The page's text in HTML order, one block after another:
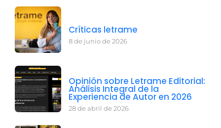
Críticas letrame
8 de junio de 2026
Opinión sobre Letrame Editorial:
Análisis Integral de la
Experiencia de Autor en 2026
28 de abril de 2026